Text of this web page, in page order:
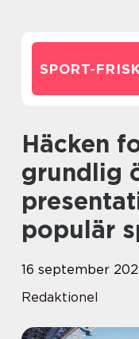
SPORT-
Häcken fotboll: En
grundlig
populär
16 september
Redaktionel